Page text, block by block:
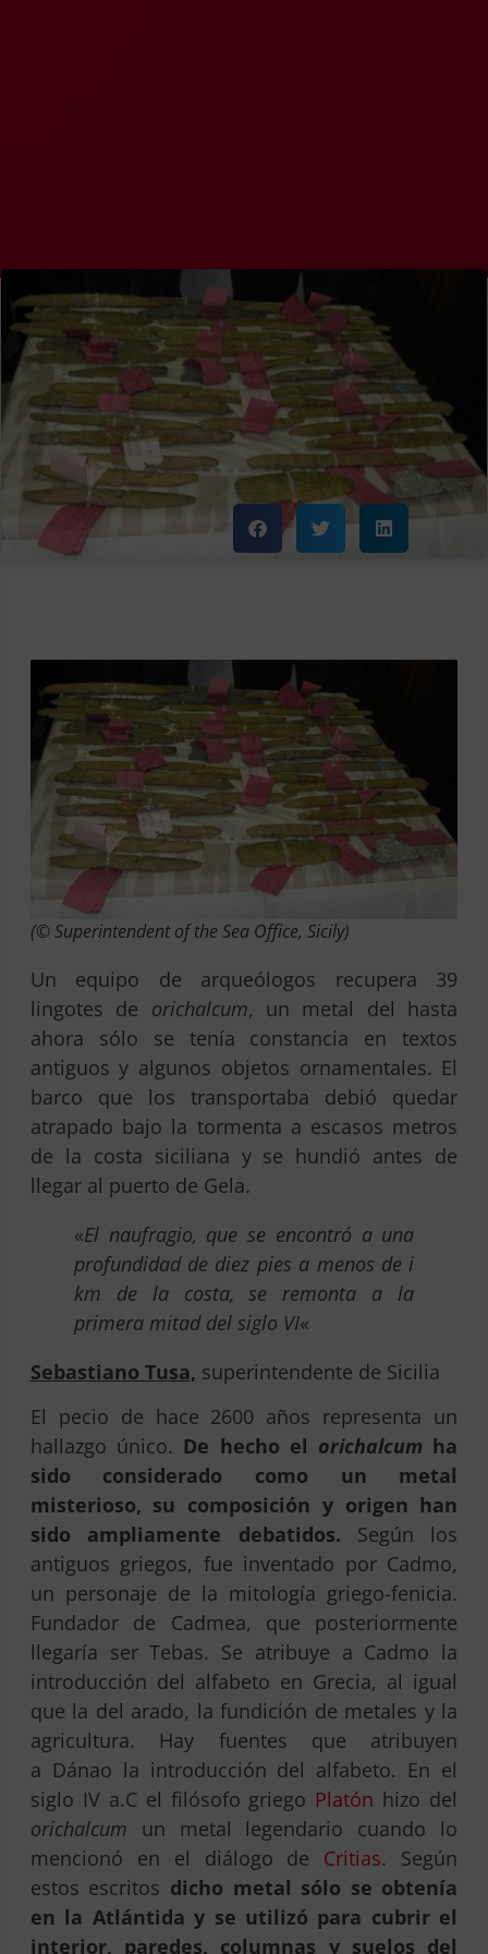
(© Superintendent of the Sea Office, Sicily)
Un equipo de arqueólogos recupera 39
lingotes de orichalcum, un metal del hasta
ahora sólo se tenía constancia en textos
antiguos y algunos objetos ornamentales. El
barco que los transportaba debió quedar
atrapado bajo la tormenta a escasos metros
de la costa siciliana y se hundió antes de
llegar al puerto de Gela.
«El naufragio, que se encontró a una
profundidad de diez pies a menos de i
km de la costa, se remonta a la
primera mitad del siglo VI«
Sebastiano Tusa, superintendente de Sicilia
El pecio de hace 2600 años representa un
hallazgo único. De hecho el orichalcum ha
sido considerado como un metal
misterioso, su composición y origen han
sido ampliamente debatidos. Según los
antiguos griegos, fue inventado por Cadmo,
un personaje de la mitología griego-fenicia.
Fundador de Cadmea, que posteriormente
llegaría ser Tebas. Se atribuye a Cadmo la
introducción del alfabeto en Grecia, al igual
que la del arado, la fundición de metales y la
agricultura. Hay fuentes que atribuyen
a Dánao la introducción del alfabeto. En el
siglo IV a.C el filósofo griego Platón hizo del
orichalcum un metal legendario cuando lo
mencionó en el diálogo de Critias. Según
estos escritos dicho metal sólo se obtenía
en la Atlántida y se utilizó para cubrir el
interior, paredes, columnas y suelos del